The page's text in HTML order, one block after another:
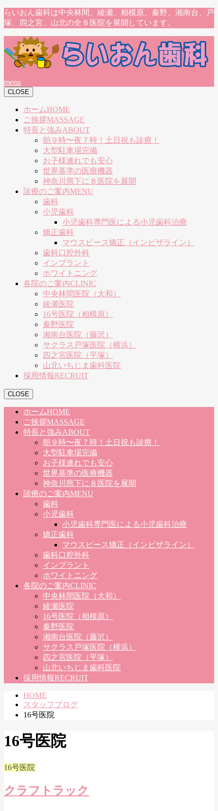
らいおん歯科は中央林間、綾瀬、相模原、秦野、湘南台、戸
塚、四之宮、山北の全８医院を展開しています。
menu
CLOSE
ホームHOME
ご挨拶MASSAGE
特長と強みABOUT
朝９時〜夜７時！土日祝も診療！
大型駐車場完備
お子様連れでも安心
世界基準の医療機器
神奈川県下に８医院を展開
診療のご案内MENU
歯科
小児歯科
小児歯科専門医による小児歯科治療
矯正歯科
マウスピース矯正（インビザライン）
歯科口腔外科
インプラント
ホワイトニング
各院のご案内CLINIC
中央林間医院（大和）
綾瀬医院
16号医院（相模原）
秦野医院
湘南台医院（藤沢）
サクラス戸塚医院（横浜）
四之宮医院（平塚）
山北いちじま歯科医院
採用情報RECRUIT
CLOSE
ホームHOME
ご挨拶MASSAGE
特長と強みABOUT
朝９時〜夜７時！土日祝も診療！
大型駐車場完備
お子様連れでも安心
世界基準の医療機器
神奈川県下に８医院を展開
診療のご案内MENU
歯科
小児歯科
小児歯科専門医による小児歯科治療
矯正歯科
マウスピース矯正（インビザライン）
歯科口腔外科
インプラント
ホワイトニング
各院のご案内CLINIC
中央林間医院（大和）
綾瀬医院
16号医院（相模原）
秦野医院
湘南台医院（藤沢）
サクラス戸塚医院（横浜）
四之宮医院（平塚）
山北いちじま歯科医院
採用情報RECRUIT
HOME
スタッフブログ
16号医院
16号医院
16号医院
クラフトラック